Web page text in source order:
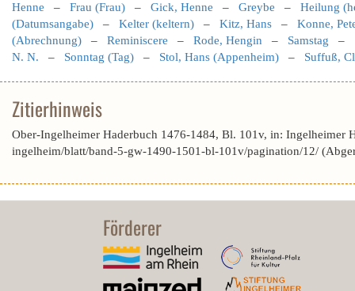
Henne – Frau (Frau) – Gick, Henne – Greybe – Heilung
(Datumsangabe) – Kelter (keltern) – Kitz, Hans – Konne,
(Abrechnung) – Reminiscere – Rode, Hengin – Samstag –
N. N. – Sonntag (Tag) – Stol, Hans (Appenheim) – Suffuß,
Zitierhinweis
Ober-Ingelheimer Haderbuch 1476-1484, Bl. 101v, in: Ingelheimer
ingelheim/blatt/band-5-gw-1490-1501-bl-101v/pagination/12/
Förderer